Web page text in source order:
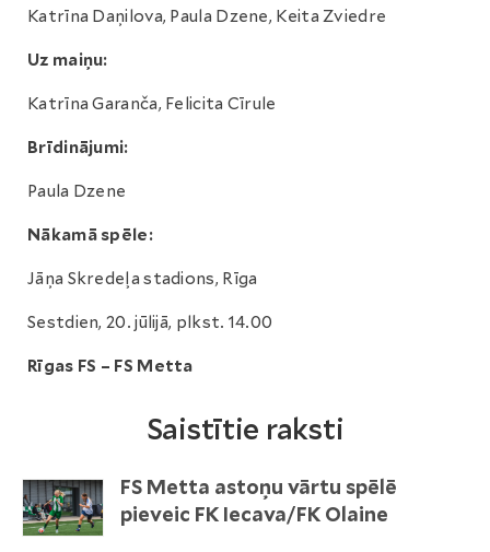
Katrīna Daņilova, Paula Dzene, Keita Zviedre
Uz maiņu:
Katrīna Garanča, Felicita Cīrule
Brīdinājumi:
Paula Dzene
Nākamā spēle:
Jāņa Skredeļa stadions, Rīga
Sestdien, 20. jūlijā, plkst. 14.00
Rīgas FS – FS Metta
Saistītie raksti
FS Metta astoņu vārtu spēlē
pieveic FK Iecava/FK Olaine